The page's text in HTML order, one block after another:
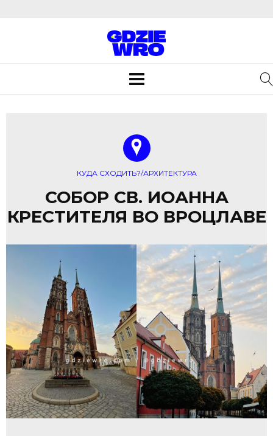
Toggle
КУДА СХОДИТЬ?/АРХИТЕКТУРА
СОБОР СВ. ИОАННА
КРЕСТИТЕЛЯ ВО ВРОЦЛАВЕ